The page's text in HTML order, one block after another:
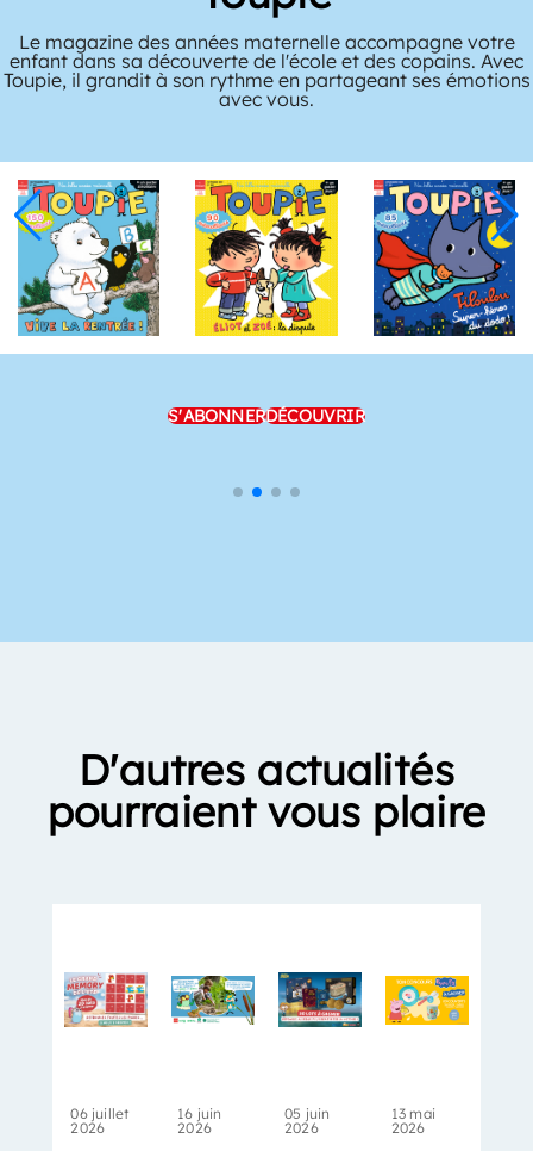
Le magazine des années maternelle accompagne votre
enfant dans sa découverte de l'école et des copains. Avec
Toupie, il grandit à son rythme en partageant ses émotions
avec vous.
S'ABONNERDÉCOUVRIR
D'autres actualités
pourraient vous plaire
06 juillet
2026
16 juin
2026
05 juin
2026
13 mai
2026